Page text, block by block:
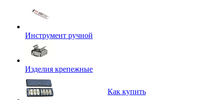
Инструмент ручной
Изделия крепежные
Как купить